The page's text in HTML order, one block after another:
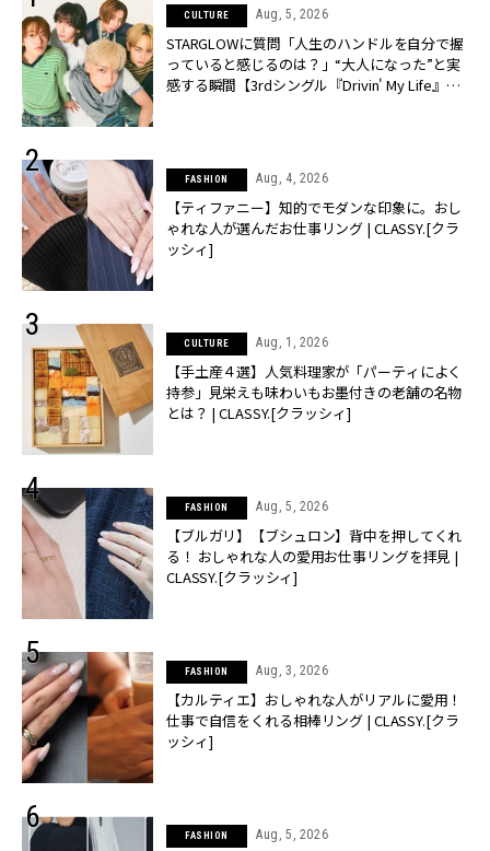
CULTURE Aug, 5, 2026
STARGLOWに質問「人生のハンドルを自分で握
っていると感じるのは？」“大️人になった”と実
感する瞬間【3rdシングル『Drivin' My Life』発
FASHION Aug, 4, 2026
【ティファニー】知的でモダンな印象に。おし
ゃれな人が選んだお仕事リング | CLASSY.[クラ
ッシィ]
CULTURE Aug, 1, 2026
【手土産４選】人気料理家が「パーティによく
持参」見栄えも味わいもお墨付きの老舗の名物
とは？ | CLASSY.[クラッシィ]
FASHION Aug, 5, 2026
【ブルガリ】【ブシュロン】背中を押してくれ
る！ おしゃれな人の愛用お仕事リングを拝見 |
CLASSY.[クラッシィ]
FASHION Aug, 3, 2026
【カルティエ】おしゃれな人がリアルに愛用！
仕事で自信をくれる相棒リング | CLASSY.[クラ
ッシィ]
FASHION Aug, 5, 2026